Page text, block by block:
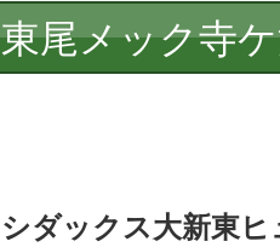
東尾メック寺
シダックス大新東